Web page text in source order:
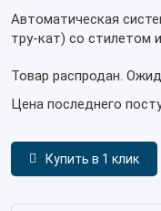
Автоматическая
тру-кат) со стилетом
Товар распродан.
Цена последнего
Купить в 1 клик